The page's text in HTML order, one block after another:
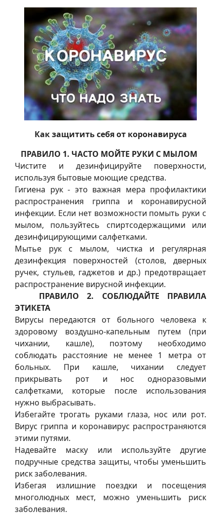
Как защитить себя от коронавируса
ПРАВИЛО 1. ЧАСТО МОЙТЕ РУКИ С МЫЛОМ
Чистите и дезинфицируйте поверхности,
используя бытовые моющие средства.
Гигиена рук - это важная мера профилактики
распространения гриппа и коронавирусной
инфекции. Если нет возможности помыть руки с
мылом, пользуйтесь спиртсодержащими или
дезинфицирующими салфетками.
Мытье рук с мылом, чистка и регулярная
дезинфекция поверхностей (столов, дверных
ручек, стульев, гаджетов и др.) предотвращает
распространение вирусной инфекции.
ПРАВИЛО 2. СОБЛЮДАЙТЕ ПРАВИЛА
ЭТИКЕТА
Вирусы передаются от больного человека к
здоровому воздушно-капельным путем (при
чихании, кашле), поэтому необходимо
соблюдать расстояние не менее 1 метра от
больных. При кашле, чихании следует
прикрывать рот и нос одноразовыми
салфетками, которые после использования
нужно выбрасывать.
Избегайте трогать руками глаза, нос или рот.
Вирус гриппа и коронавирус распространяются
этими путями.
Надевайте маску или используйте другие
подручные средства защиты, чтобы уменьшить
риск заболевания.
Избегая излишние поездки и посещения
многолюдных мест, можно уменьшить риск
заболевания.